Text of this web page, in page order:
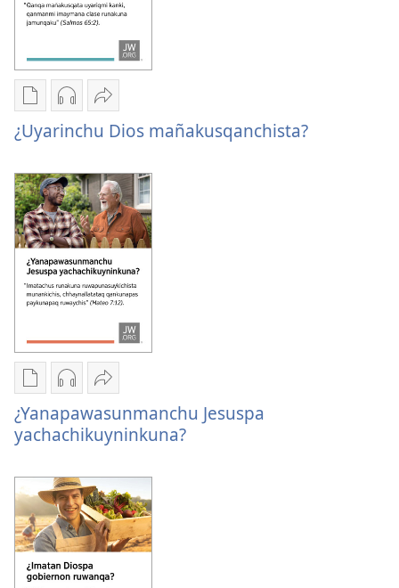
Kaypi
qelqakunatan
copiawaq
¿Uyarinchu
Dios
mañakusqanchista?
Kaypin
grabasqa
horqowaq
¿Uyarinchu
Dios
mañakusqanchista?
Jujman
apachinapaq
Dios
mañakusqanchista?
¿Uyarinchu Dios mañakusqanchista?
Kaypi
qelqakunatan
copiawaq
¿Yanapawasunmanchu
Jesuspa
yachachikuyninkuna?
Kaypin
grabasqa
qelqakunata
horqowaq
¿Yanapawasunmanchu
Jesuspa
yachachikuyninkuna?
Jujman
apachinapaq
¿Yanapawasunmanchu
Jesuspa
yachachikuyninkuna?
¿Yanapawasunmanchu Jesuspa
yachachikuyninkuna?